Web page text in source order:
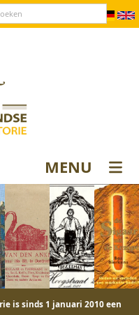
MENU
is sinds 1 januari 2010 een